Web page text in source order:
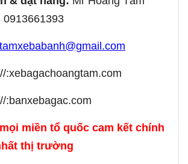
0913661393
:xebagachoangtam.com
:banxebagac.com
miền tổ quốc cam kết chính
thị trường